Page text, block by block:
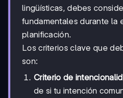
lingüísticas, debes
fundamentales durante la
planificación.
Los criterios clave que
son:
Criterio de
de si tu intención